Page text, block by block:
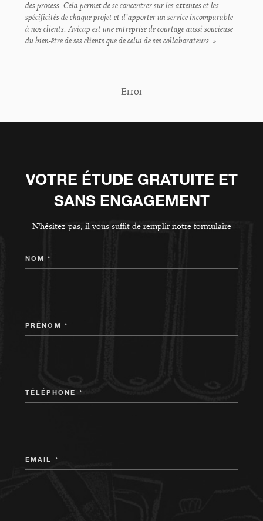
des process. Cela permet de se concentrer sur les attentes et les
spécificités de chaque projet et d’apporter un service incomparable
à nos clients. Avicap est une entreprise de courtage aussi soucieuse
du bien-être de ses clients que de celui de ses collaborateurs. ».
Error
VOTRE ÉTUDE GRATUITE ET
SANS ENGAGEMENT
N'hésitez pas, il vous suffit de remplir notre formulaire
NOM *
PRÉNOM *
TÉLÉPHONE *
EMAIL *